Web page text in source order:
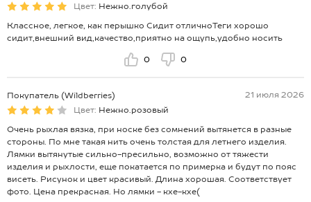
Цвет: Нежно.голубой
Классное, легкое, как перышко Сидит отличноТеги хорошо
сидит,внешний вид,качество,приятно на ощупь,удобно носить
0 0
Покупатель (Wildberries)
21 июля 2026
Цвет: Нежно.розовый
Очень рыхлая вязка, при носке без сомнений вытянется в разные
стороны. По мне такая нить очень толстая для летнего изделия.
Лямки вытянутые сильно-пресильно, возможно от тяжести
изделия и рыхлости, еще покатается по примерка и будут по пояс
висеть. Рисунок и цвет красивый. Длина хорошая. Соответствует
фото. Цена прекрасная. Но лямки - кхе-кхе(